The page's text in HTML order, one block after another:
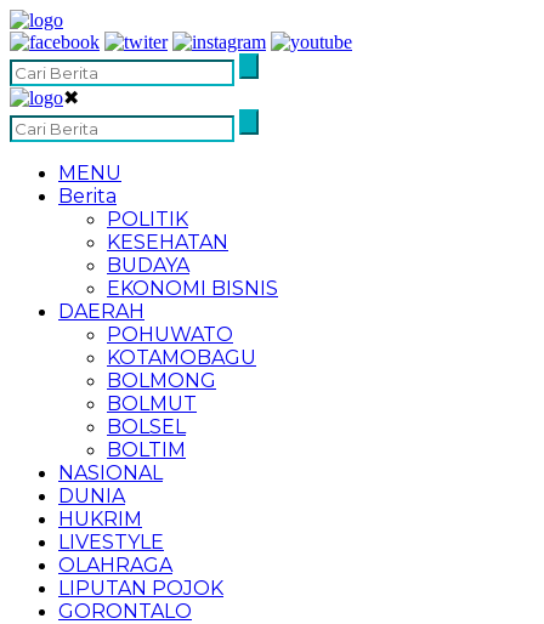
✖
MENU
Berita
POLITIK
KESEHATAN
BUDAYA
EKONOMI BISNIS
DAERAH
POHUWATO
KOTAMOBAGU
BOLMONG
BOLMUT
BOLSEL
BOLTIM
NASIONAL
DUNIA
HUKRIM
LIVESTYLE
OLAHRAGA
LIPUTAN POJOK
GORONTALO